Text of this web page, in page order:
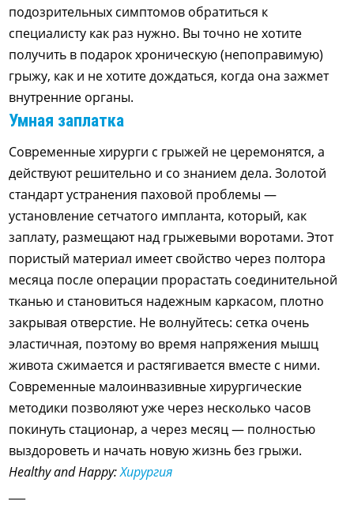
подозрительных симптомов обратиться к
специалисту как раз нужно. Вы точно не хотите
получить в подарок хроническую (непоправимую)
грыжу, как и не хотите дождаться, когда она зажмет
внутренние органы.
Умная заплатка
Современные хирурги с грыжей не церемонятся, а
действуют решительно и со знанием дела. Золотой
стандарт устранения паховой проблемы —
установление сетчатого импланта, который, как
заплату, размещают над грыжевыми воротами. Этот
пористый материал имеет свойство через полтора
месяца после операции прорастать соединительной
тканью и становиться надежным каркасом, плотно
закрывая отверстие. Не волнуйтесь: сетка очень
эластичная, поэтому во время напряжения мышц
живота сжимается и растягивается вместе с ними.
Современные малоинвазивные хирургические
методики позволяют уже через несколько часов
покинуть стационар, а через месяц — полностью
выздороветь и начать новую жизнь без грыжи.
Healthy and Happy:Хирургия